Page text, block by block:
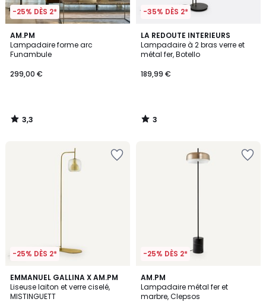
-25% DÈS 2*
AM.PM
Lampadaire forme arc
Funambule
299,00 €
3,3
/ 5
3,3
/
-35% DÈS 2*
LA REDOUTE INTERIEURS
Lampadaire à 2 bras verre et
métal fer, Botello
189,99 €
3
/
5
3
/
-25% DÈS 2*
EMMANUEL GALLINA X AM.PM
Liseuse laiton et verre ciselé,
MISTINGUETT
3,6
/ 5
-25% DÈS 2*
AM.PM
Lampadaire métal fer et
marbre, Clepsos
3,3
/ 5